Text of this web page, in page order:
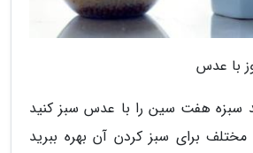
با عدس
سبزه هفت سین را با عدس سبز کنید
برای سبز کردن آن بهره ببرید